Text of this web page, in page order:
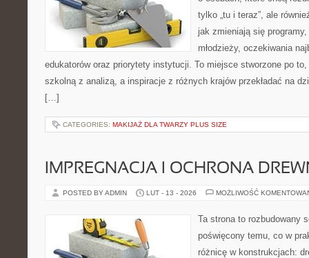
tylko „tu i teraz”, ale
jak zmieniają się
młodzieży, oczekiwania
edukatorów oraz priorytety instytucji. To miejsce stworzone po
szkolną z analizą, a inspiracje z różnych krajów przekładać na
[…]
CATEGORIES: MAKIJAŻ DLA TWARZY PLUS SIZE
IMPREGNACJA I OCHRONA
POSTED BY ADMIN LUT - 13 - 2026 MOŻLIWOŚĆ
Ta strona to rozbudowany
poświęcony temu, co w
różnicę w konstrukcjach: